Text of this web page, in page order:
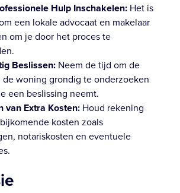
Hulp Inschakelen: Het is
een lokale advocaat en makelaar
om je door het proces te
Beslissen: Neem de tijd om de
de woning grondig te onderzoeken
een beslissing neemt.
van Extra Kosten: Houd rekening
kosten zoals
notariskosten en eventuele